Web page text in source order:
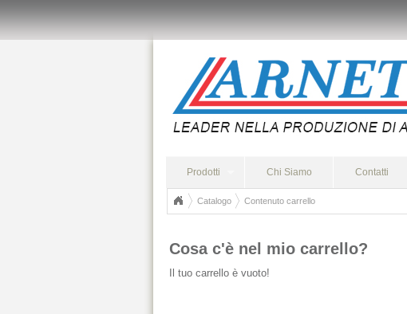
Prodotti Chi Siamo Contatti
Catalogo Contenuto carrello
Cosa c'è nel mio carrello?
Il tuo carrello è vuoto!